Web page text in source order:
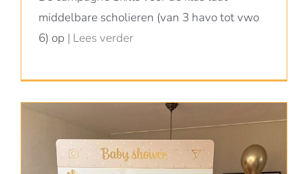
middelbare scholieren (van 3 havo tot vwo
6) op | Lees verder